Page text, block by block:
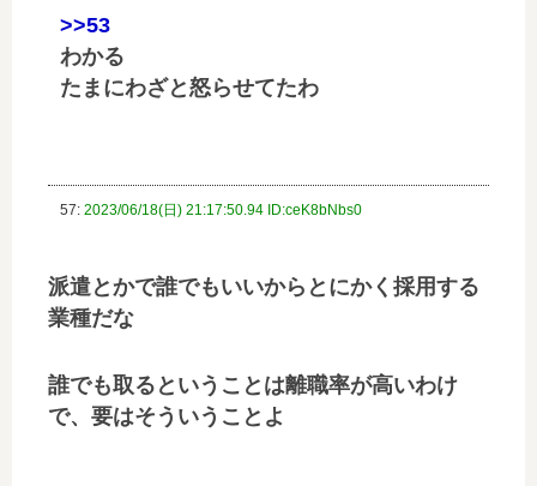
>>53
わかる
たまにわざと怒らせてたわ
57: 2023/06/18(日) 21:17:50.94 ID:ceK8bNbs0
派遣とかで誰でもいいからとにかく採用する
業種だな
誰でも取るということは離職率が高いわけ
で、要はそういうことよ